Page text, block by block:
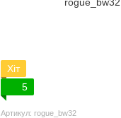
Хіт
5
Артикул: rogue_bw32